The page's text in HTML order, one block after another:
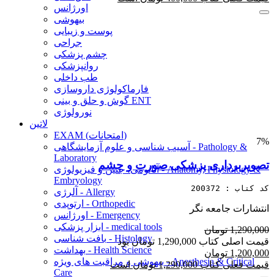
اورژانس
بیهوشی
پوست و زیبایی
جراحی
چشم پزشکی
روانپزشکی
طب داخلی
فارماکولوژی داروسازی
گوش و حلق و بینی ENT
نورولوژی
لاتین
EXAM (امتحانات)
آسیب شناسی و علوم آزمایشگاهی - Pathology &
Laboratory
آناتومی، جنین و فیزیولوژی - Anatomy, Physiology &
Embryology
آلرژی - Allergy
ارتوپدی - Orthopedic
اورژانس - Emergency
ابزار پزشکی - medical tools
بافت شناسی - Histology
بهداشت - Health Science
بیهوشی و مراقبت های ویژه - Anesthesia & Critical
Care
7%
تصویربرداری پزشکی صورت و چشم
کد کتاب : 200372
انتشارات جامعه نگر
1,290,000 تومان
قیمت اصلی کتاب 1,290,000 تومان بود
1,200,000 تومان
قیمت فعلی کتاب 1,290,000 تومان است